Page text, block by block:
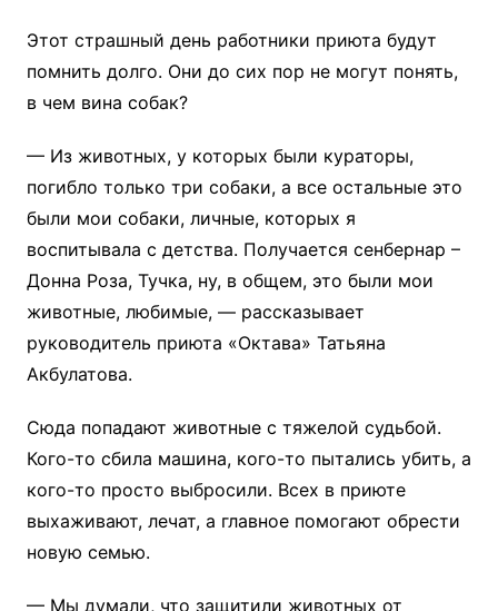
Этот страшный день работники приюта будут
помнить долго. Они до сих пор не могут понять,
в чем вина собак?
— Из животных, у которых были кураторы,
погибло только три собаки, а все остальные это
были мои собаки, личные, которых я
воспитывала с детства. Получается сенбернар –
Донна Роза, Тучка, ну, в общем, это были мои
животные, любимые, — рассказывает
руководитель приюта «Октава» Татьяна
Акбулатова.
Сюда попадают животные с тяжелой судьбой.
Кого-то сбила машина, кого-то пытались убить, а
кого-то просто выбросили. Всех в приюте
выхаживают, лечат, а главное помогают обрести
новую семью.
— Мы думали, что защитили животных от